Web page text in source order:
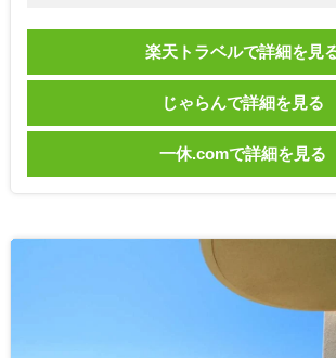
楽天トラベルで詳細を見
じゃらんで詳細を見る
一休.comで詳細を見る